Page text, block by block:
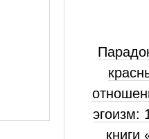
эгоизм:
книги